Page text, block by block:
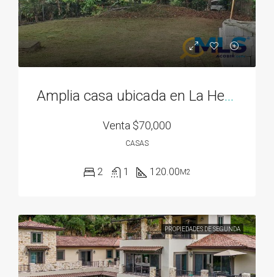
Amplia casa ubicada en La Herradura 2
Venta $70,000
CASAS
2 1 120.00M2
PROPIEDADES DE SEGUNDA